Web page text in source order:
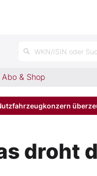
WKN/ISIN oder
Abo & Shop
droht